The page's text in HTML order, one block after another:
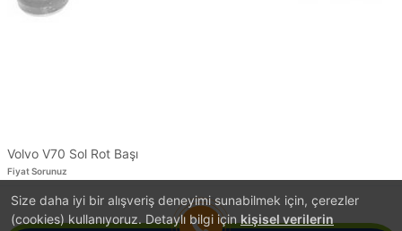
Size daha iyi bir alışveriş deneyimi sunabilmek için, çerezler
(cookies) kullanıyoruz. Detaylı bilgi için kişisel verilerin
Volvo V70 Sol Rot Başı
Fiyat Sorunuz
1